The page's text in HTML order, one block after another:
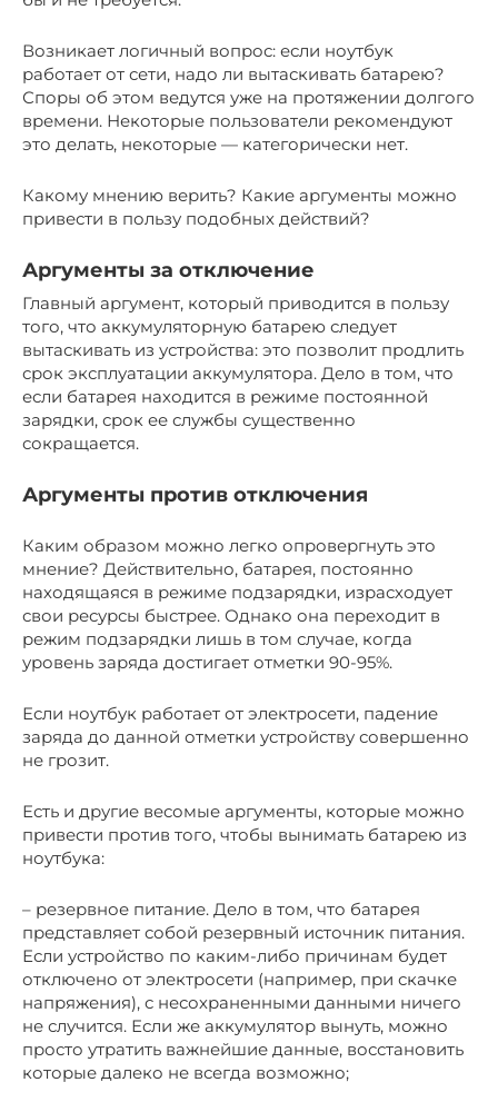
Возникает логичный вопрос: если ноутбук
работает от сети, надо ли вытаскивать батарею?
Споры об этом ведутся уже на протяжении долгого
времени. Некоторые пользователи рекомендуют
это делать, некоторые — категорически нет.
Какому мнению верить? Какие аргументы можно
привести в пользу подобных действий?
Аргументы за отключение
Главный аргумент, который приводится в пользу
того, что аккумуляторную батарею следует
вытаскивать из устройства: это позволит продлить
срок эксплуатации аккумулятора. Дело в том, что
если батарея находится в режиме постоянной
зарядки, срок ее службы существенно
сокращается.
Аргументы против отключения
Каким образом можно легко опровергнуть это
мнение? Действительно, батарея, постоянно
находящаяся в режиме подзарядки, израсходует
свои ресурсы быстрее. Однако она переходит в
режим подзарядки лишь в том случае, когда
уровень заряда достигает отметки 90-95%.
Если ноутбук работает от электросети, падение
заряда до данной отметки устройству совершенно
не грозит.
Есть и другие весомые аргументы, которые можно
привести против того, чтобы вынимать батарею из
ноутбука:
– резервное питание. Дело в том, что батарея
представляет собой резервный источник питания.
Если устройство по каким-либо причинам будет
отключено от электросети (например, при скачке
напряжения), с несохраненными данными ничего
не случится. Если же аккумулятор вынуть, можно
просто утратить важнейшие данные, восстановить
которые далеко не всегда возможно;